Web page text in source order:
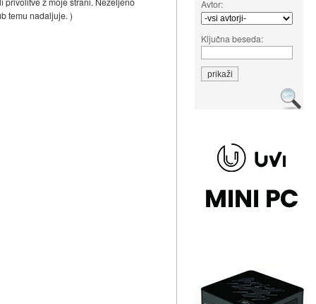
Avtor:
Ključna beseda:
temu nadaljuje. )